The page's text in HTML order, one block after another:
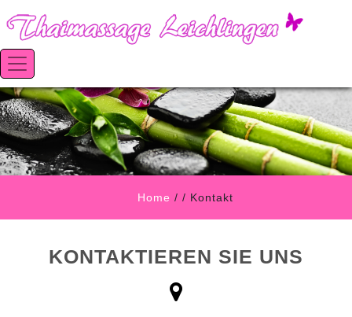
Home / / Kontakt
KONTAKTIEREN SIE UNS